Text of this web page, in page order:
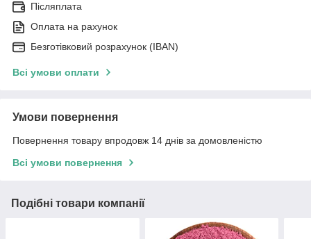
Післяплата
Оплата на рахунок
Безготівковий розрахунок (IBAN)
Всі умови оплати
Умови повернення
Повернення товару впродовж 14 днів за домовленістю
Всі умови повернення
Подібні товари компанії